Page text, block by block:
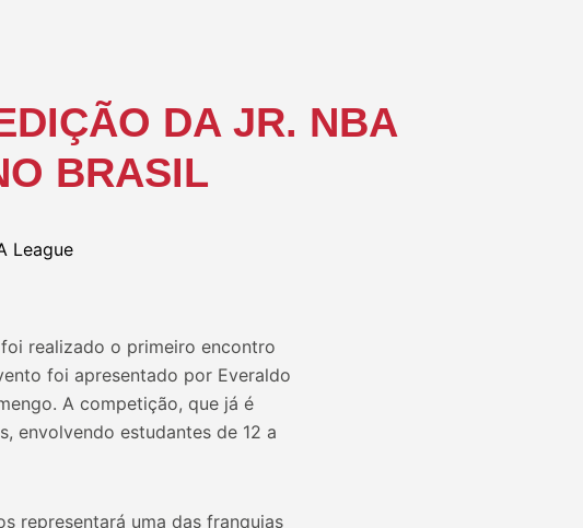
DA JR. NBA
BRASIL
realizado o primeiro encontro
foi apresentado por Everaldo
A competição, que já é
envolvendo estudantes de 12 a
representará uma das franquias